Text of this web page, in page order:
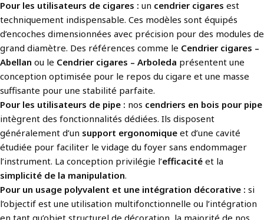
Pour les utilisateurs de cigares : un cendrier cigares est
techniquement indispensable. Ces modèles sont équipés
d’encoches dimensionnées avec précision pour des modules de
grand diamètre. Des références comme le Cendrier cigares –
Abellan ou le Cendrier cigares – Arboleda présentent une
conception optimisée pour le repos du cigare et une masse
suffisante pour une stabilité parfaite.
Pour les utilisateurs de pipe : nos cendriers en bois pour pipe
intègrent des fonctionnalités dédiées. Ils disposent
généralement d’un support ergonomique et d’une cavité
étudiée pour faciliter le vidage du foyer sans endommager
l’instrument. La conception privilégie l’efficacité et la
simplicité de la manipulation.
Pour un usage polyvalent et une intégration décorative : si
l’objectif est une utilisation multifonctionnelle ou l’intégration
en tant qu’objet structurel de décoration, la majorité de nos